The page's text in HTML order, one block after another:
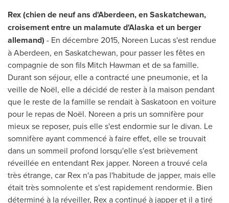
Rex (chien de neuf ans d'Aberdeen, enSaskatchewan,
croisement entre un malamute d'Alaska et un berger
allemand) - En décembre 2015, Noreen Lucas s'est rendue
àAberdeen, en Saskatchewan, pour passer les fêtes en
compagnie de son fils Mitch Hawman et de sa famille.
Durant son séjour, elle a contracté une pneumonie, et la
veille de Noël, elle a décidé de rester à la maison pendant
que le reste de la famille se rendait àSaskatoon en voiture
pour le repas de Noël. Noreen a pris un somnifère pour
mieux se reposer, puis elle s'est endormie sur le divan. Le
somnifère ayant commencé à faire effet, elle se trouvait
dans un sommeil profond lorsqu'elle s'est brièvement
réveillée en entendant Rex japper. Noreen a trouvé cela
très étrange, car Rex n'a pas l'habitude de japper, mais elle
était très somnolente et s'est rapidement rendormie. Bien
déterminé à la réveiller, Rex a continué à japper et il a tiré